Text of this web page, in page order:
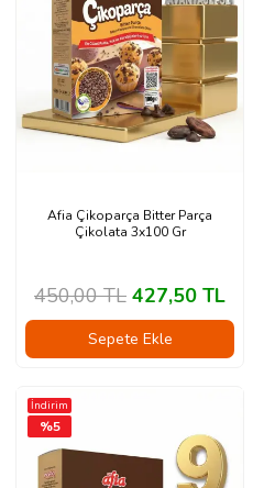
Afia Çikoparça Bitter Parça
Çikolata 3x100 Gr
450,00TL 427,50 TL
Sepete Ekle
İndirim
%5